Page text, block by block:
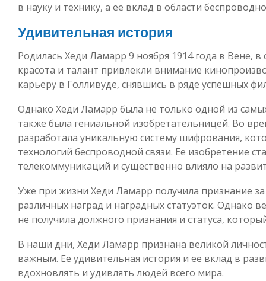
в науку и технику, а ее вклад в области
Удивительная история
Родилась Хеди Ламарр 9 ноября 1914 года в Вене,
красота и талант привлекли внимание
карьеру в Голливуде, снявшись в ряде успешных
Однако Хеди Ламарр была не только одной из
также была гениальной изобретательницей. Во
разработала уникальную систему шифрования,
технологий беспроводной связи. Ее изобретение
телекоммуникаций и существенно влияло на
Уже при жизни Хеди Ламарр получила признание
различных наград и наградных статуэток. Однако
не получила должного признания и статуса,
В наши дни, Хеди Ламарр признана великой
важным. Ее удивительная история и ее вклад в
вдохновлять и удивлять людей всего мира.